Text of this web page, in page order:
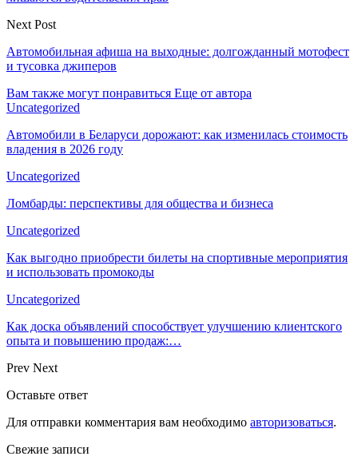
Next Post
Автомобильная афиша на выходные: долгожданный мотофест
и тусовка джиперов
Вам также могут понравиться Еще от автора
Uncategorized
Автомобили в Беларуси дорожают: как изменилась стоимость
владения в 2026 году
Uncategorized
Ломбарды: перспективы для общества и бизнеса
Uncategorized
Как выгодно приобрести билеты на спортивные мероприятия
и использовать промокоды
Uncategorized
Как доска объявлений способствует улучшению клиентского
опыта и повышению продаж:…
Prev Next
Оставьте ответ
Для отправки комментария вам необходимо авторизоваться.
Свежие записи